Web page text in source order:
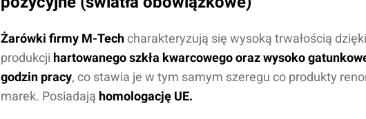
Żarówki firmy M-Techcharakteryzują się wysoką trwałością
produkcji hartowanego szkła kwarcowego oraz wysoko
godzin pracy, co stawia je w tym samym szeregu co produkty
marek. Posiadają homologację UE.